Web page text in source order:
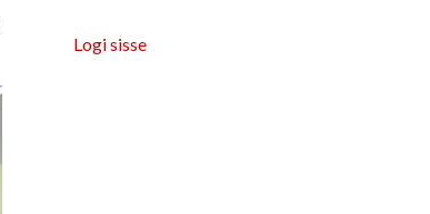
Logi sisse